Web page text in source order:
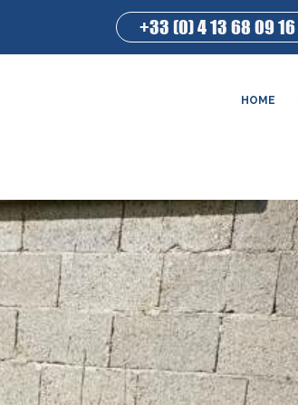
+33 (0) 4 13 68 09 16
HOME